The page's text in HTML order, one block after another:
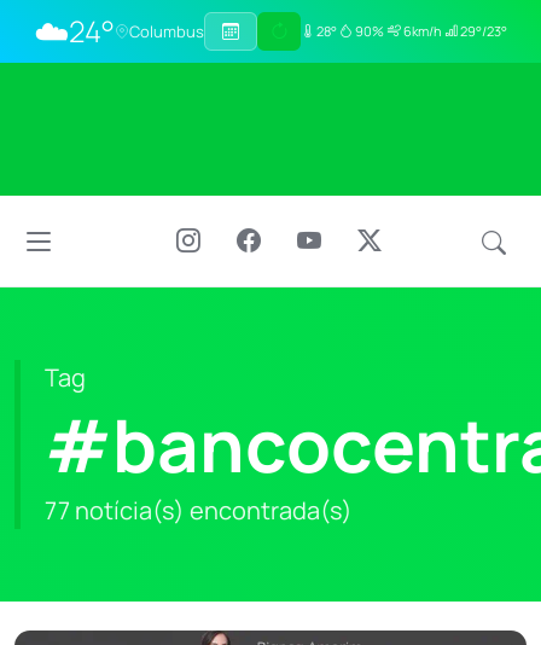
☁️24° Columbus 28° 90% 6km/h 29°/23°
Tag
77 notícia(s) encontrada(s)